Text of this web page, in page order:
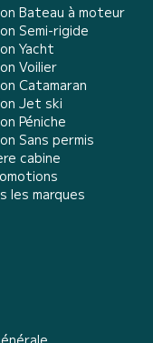
Bateau à moteur
Semi-rigide
Yacht
Voilier
Catamaran
Jet ski
Péniche
Sans permis
cabine
les marques